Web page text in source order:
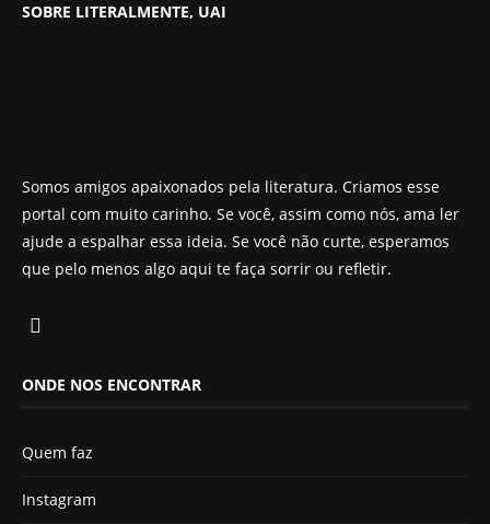
SOBRE LITERALMENTE, UAI
Somos amigos apaixonados pela literatura. Criamos esse
portal com muito carinho. Se você, assim como nós, ama ler
ajude a espalhar essa ideia. Se você não curte, esperamos
que pelo menos algo aqui te faça sorrir ou refletir.
ONDE NOS ENCONTRAR
Quem faz
Instagram